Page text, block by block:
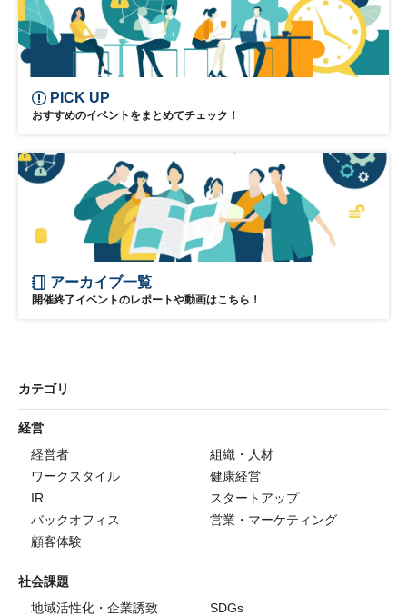
PICK UP
おすすめのイベントをまとめてチェック！
アーカイブ一覧
開催終了イベントのレポートや動画はこちら！
カテゴリ
経営
経営者
組織・人材
ワークスタイル
健康経営
IR
スタートアップ
バックオフィス
営業・マーケティング
顧客体験
社会課題
地域活性化・企業誘致
SDGs